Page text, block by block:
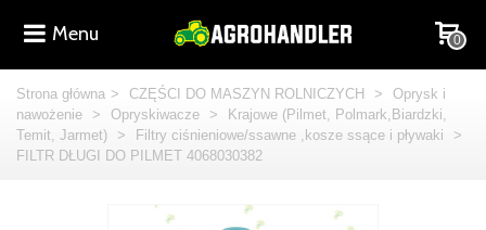
Menu 0
Strona główna > CZĘŚCI DO MASZYN ROLNICZYCH >
Oprysk i
nawożenie
> Opryskiwacze >
Krajowe (Pilmet, Polmark,Biardzki,
Temit, Jarmet)
> Filtry ciśnieniowe/ssawne ,kosze ssące i pływaki
>
FILTR DŁUGI DO PILMET 4068030382